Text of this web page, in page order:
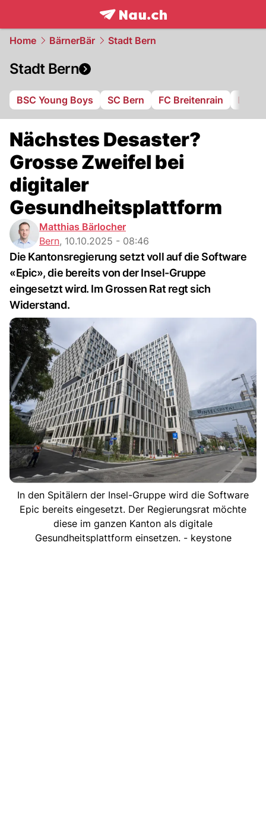
frontpage.NAU.ch
Home BärnerBär Stadt Bern
Stadt Bern
BSC Young Boys SC Bern FC Breitenrain BSV
Nächstes Desaster?
Grosse Zweifel bei
digitaler
Gesundheitsplattform
Matthias Bärlocher
Bern, 10.10.2025 - 08:46
Die Kantonsregierung setzt voll auf die Software
«Epic», die bereits von der Insel-Gruppe
eingesetzt wird. Im Grossen Rat regt sich
Widerstand.
In den Spitälern der Insel-Gruppe wird die Software
Epic bereits eingesetzt. Der Regierungsrat möchte
diese im ganzen Kanton als digitale
Gesundheitsplattform einsetzen. - keystone